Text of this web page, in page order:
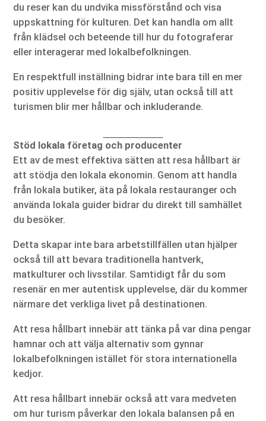
du reser kan du undvika missförstånd och visa
uppskattning för kulturen. Det kan handla om allt
från klädsel och beteende till hur du fotograferar
eller interagerar med lokalbefolkningen.
En respektfull inställning bidrar inte bara till en mer
positiv upplevelse för dig själv, utan också till att
turismen blir mer hållbar och inkluderande.
Stöd lokala företag och producenter
Ett av de mest effektiva sätten att resa hållbart är
att stödja den lokala ekonomin. Genom att handla
från lokala butiker, äta på lokala restauranger och
använda lokala guider bidrar du direkt till samhället
du besöker.
Detta skapar inte bara arbetstillfällen utan hjälper
också till att bevara traditionella hantverk,
matkulturer och livsstilar. Samtidigt får du som
resenär en mer autentisk upplevelse, där du kommer
närmare det verkliga livet på destinationen.
Att resa hållbart innebär att tänka på var dina pengar
hamnar och att välja alternativ som gynnar
lokalbefolkningen istället för stora internationella
kedjor.
Att resa hållbart innebär också att vara medveten
om hur turism påverkar den lokala balansen på en